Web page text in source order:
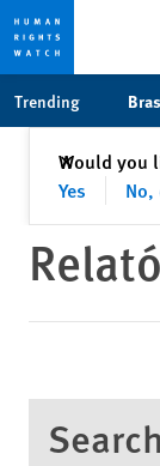
content
Trending
Would you
Yes
✕Fechar
Search